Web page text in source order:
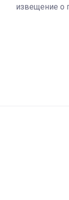
извещение о